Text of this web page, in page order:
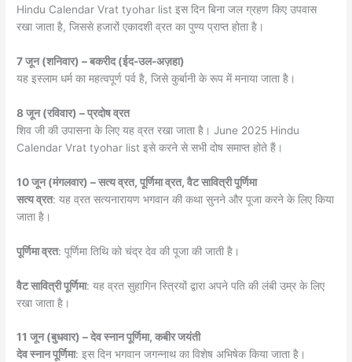
Hindu Calendar Vrat tyohar list इस दिन बिना जल ग्रहण किए उपवास
रखा जाता है, जिससे हजारों एकादशी व्रत का पुण्य प्राप्त होता है।
7 जून (शनिवार) – बकरीद (ईद-उल-अज़हा)
यह इस्लाम धर्म का महत्वपूर्ण पर्व है, जिसे कुर्बानी के रूप में मनाया जाता है।
8 जून (रविवार) – प्रदोष व्रत
शिव जी की उपासना के लिए यह व्रत रखा जाता है। June 2025 Hindu
Calendar Vrat tyohar list इसे करने से सभी दोष समाप्त होते हैं।
10 जून (मंगलवार) – सत्य व्रत, पूर्णिमा व्रत, वैट सावित्री पूर्णिमा
सत्य व्रत: यह व्रत सत्यनारायण भगवान की कथा सुनने और पूजा करने के लिए किया
जाता है।
पूर्णिमा व्रत: पूर्णिमा तिथि को चंद्र देव की पूजा की जाती है।
वैट सावित्री पूर्णिमा: यह व्रत सुहागिन स्त्रियों द्वारा अपने पति की लंबी उम्र के लिए
रखा जाता है।
11 जून (बुधवार) – देव स्नान पूर्णिमा, कबीर जयंती
देव स्नान पूर्णिमा: इस दिन भगवान जगन्नाथ का विशेष अभिषेक किया जाता है।